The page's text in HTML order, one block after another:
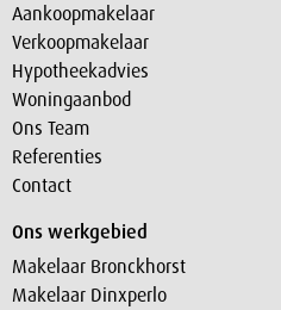
Aankoopmakelaar
Verkoopmakelaar
Hypotheekadvies
Woningaanbod
Ons Team
Referenties
Contact
Ons werkgebied
Makelaar Bronckhorst
Makelaar Dinxperlo